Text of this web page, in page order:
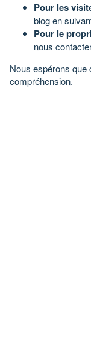
Pour les
blog en
Pour le
nous
Nous espérons que
compréhension.